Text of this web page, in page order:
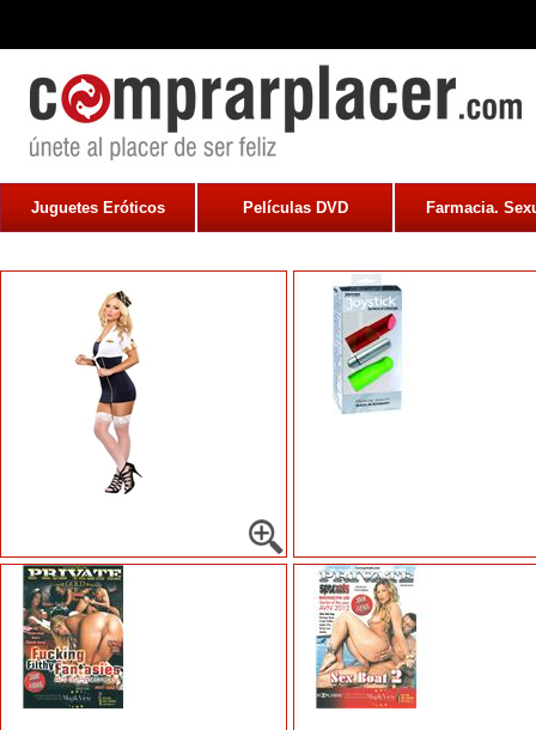
Juguetes Eróticos Películas DVD Farmacia.